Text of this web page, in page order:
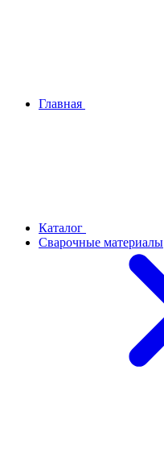
Главная
Каталог
Сварочные материалы